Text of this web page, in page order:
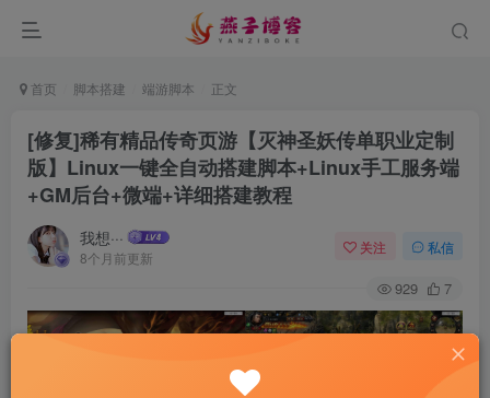
首页 脚本搭建 端游脚本 正文
[修复]稀有精品传奇页游【灭神圣妖传单职业定制
版】Linux一键全自动搭建脚本+Linux手工服务端
+GM后台+微端+详细搭建教程
我想···
8个月前更新
关注 私信
929 7